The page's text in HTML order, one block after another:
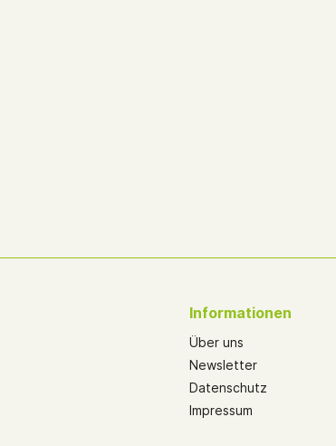
Informationen
Über uns
Newsletter
Datenschutz
Impressum